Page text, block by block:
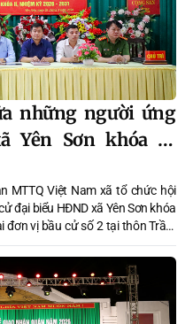
những người ứng
Yên Sơn khóa II,
với cử tri tại đơn vị
Ân, Phú Thịnh
MTTQ Việt Nam xã tổ chức hội
đại biểu HĐND xã Yên Sơn khóa
đơn vị bầu cử số 2 tại thôn Trầm
chí: Đỗ Văn Tuấn, Phó Bí thư
tâm Chính trị Yên Sơn; Hứa
nhiệm Ủy ban Kiểm tra, Trưởng
Sơn; Nguyễn Thanh Tùng, Ủy
Sơn; các ứng cử viên đại biểu